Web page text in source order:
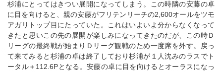
杉浦にとってはきつい展開になってしまう。この時隣の安藤の卓
に目を向けると、親の安藤がフリテンリーチの2,600オールをツモ
アガリトップ目にたっていた。これはいよいよ分からなくなって
きたと思いこの先の展開が楽しみになってきたのだが、この時Ｄ
リーグの最終戦が始まりＤリーグ観戦のため一度席を外す。戻っ
て来てみると杉浦の卓は終了しており杉浦が１人沈みのラスでト
ータル＋112.6Pとなる。安藤の卓に目を向けるとオーラスになっ